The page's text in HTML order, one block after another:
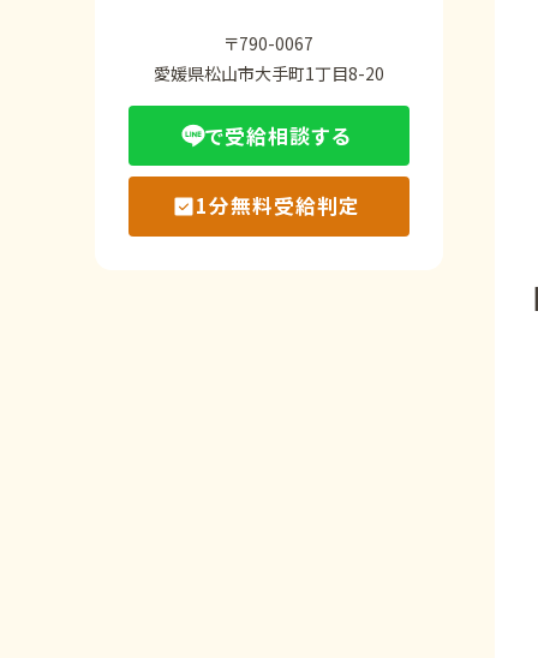
〒790-0067
愛媛県松山市大手町1丁目8-20
で受給相談する
1分無料受給判定